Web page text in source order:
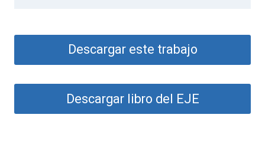
Descargar este trabajo
Descargar libro del EJE